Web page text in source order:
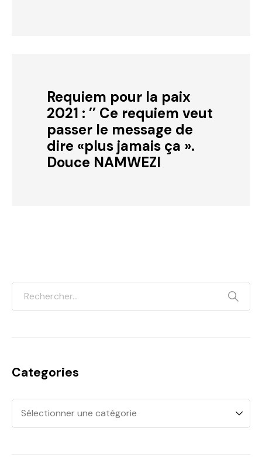
Requiem pour la paix
2021 : ’’ Ce requiem veut
passer le message de
dire «plus jamais ça ».
Douce NAMWEZI
Categories